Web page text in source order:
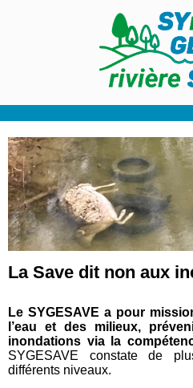
La Save dit non aux
Le SYGESAVE a pour
l’eau et des milieux,
inondations via la
SYGESAVE constate de
différents niveaux.